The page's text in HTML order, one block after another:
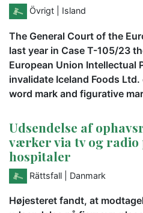
Övrigt | Island
The General Court of the
last year in Case T-105/23
European Union Intellectual
invalidate Iceland Foods
word mark and figurative
Udsendelse af
værker via tv og radio
hospitaler
Rättsfall | Danmark
Højesteret fandt, at